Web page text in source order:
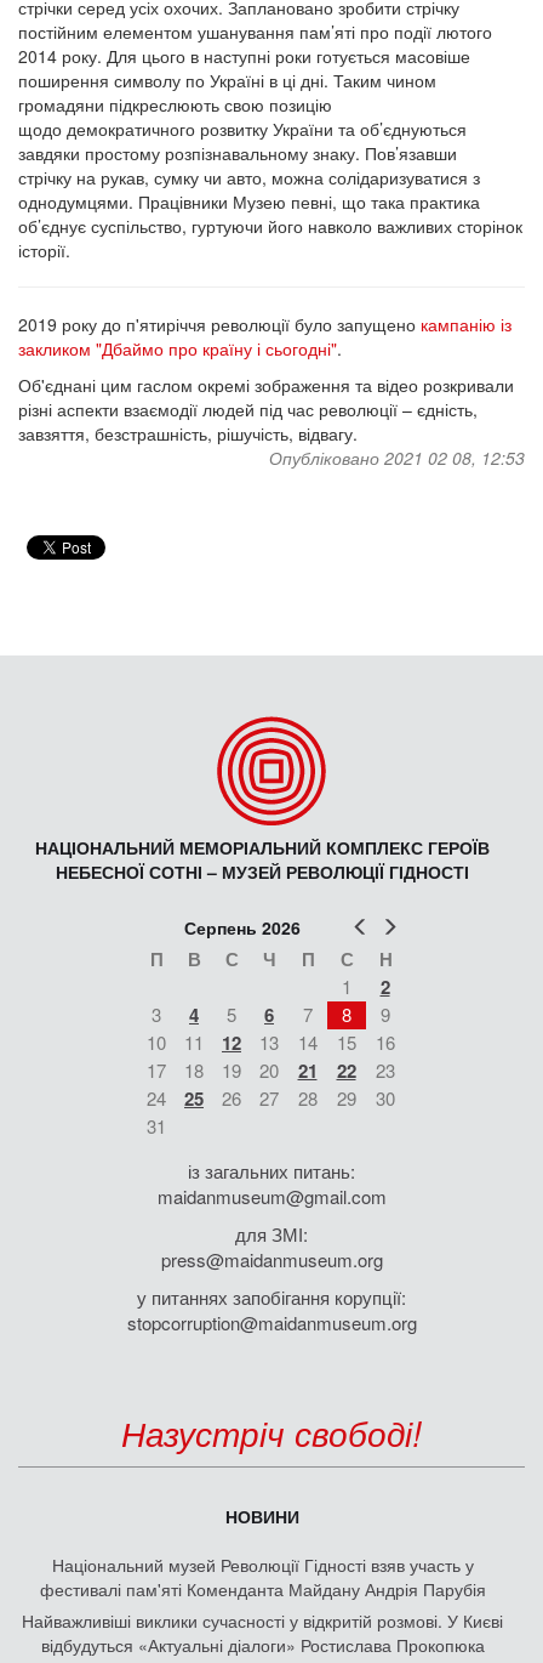
стрічки серед усіх охочих. Заплановано зробити стрічку
постійним елементом ушанування пам’яті про події лютого
2014 року. Для цього в наступні роки готується масовіше
поширення символу по Україні в ці дні. Таким чином
громадяни підкреслюють свою позицію
щодо демократичного розвитку України та об’єднуються
завдяки простому розпізнавальному знаку. Пов’язавши
стрічку на рукав, сумку чи авто, можна солідаризуватися з
однодумцями. Працівники Музею певні, що така практика
об’єднує суспільство, гуртуючи його навколо важливих сторінок
історії.
2019 року до п'ятиріччя революції було запущено кампанію із
закликом "Дбаймо про країну і сьогодні".
Об'єднані цим гаслом окремі зображення та відео розкривали
різні аспекти взаємодії людей під час революції – єдність,
завзяття, безстрашність, рішучість, відвагу.
Опубліковано 2021 02 08, 12:53
НАЦІОНАЛЬНИЙ МЕМОРІАЛЬНИЙ КОМПЛЕКС ГЕРОЇВ
НЕБЕСНОЇ СОТНІ – МУЗЕЙ РЕВОЛЮЦІЇ ГІДНОСТІ
Попер
Серпень 2026
П В С Ч П С Н
1 2
3 4 5 6 7 8
9
10
11 12 13 14 15
16
17
18 19 20 21 22
23
24
25 26 27 28 29
30
31
із загальних питань:
maidanmuseum@gmail.com
для ЗМІ:
press@maidanmuseum.org
у питаннях запобігання корупції:
stopcorruption@maidanmuseum.org
Назустріч свободі!
НОВИНИ
Національний музей Революції Гідності взяв участь у
фестивалі пам'яті Коменданта Майдану Андрія Парубія
Найважливіші виклики сучасності у відкритій розмові. У Києві
відбудуться «Актуальні діалоги» Ростислава Прокопюка